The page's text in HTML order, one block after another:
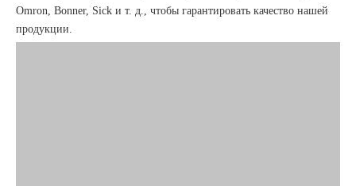
Omron, Bonner, Sick и т. д., чтобы гарантировать качество нашей
продукции.